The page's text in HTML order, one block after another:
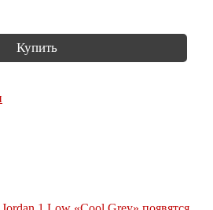
Купить